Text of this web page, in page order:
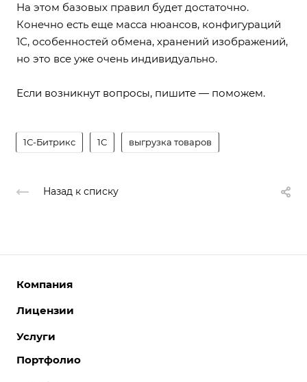
На этом базовых правил будет достаточно.
Конечно есть еще масса нюансов, конфигураций
1С, особенностей обмена, хранений изображений,
но это все уже очень индивидуально.
Если возникнут вопросы, пишите — поможем.
1С-Битрикс 1С выгрузка товаров
Назад к списку
Компания
О компании
Отзывы
Лицензии
Интернет-магазины
Корпоративные сайты
Услуги
Разработка сайтов
Портфолио